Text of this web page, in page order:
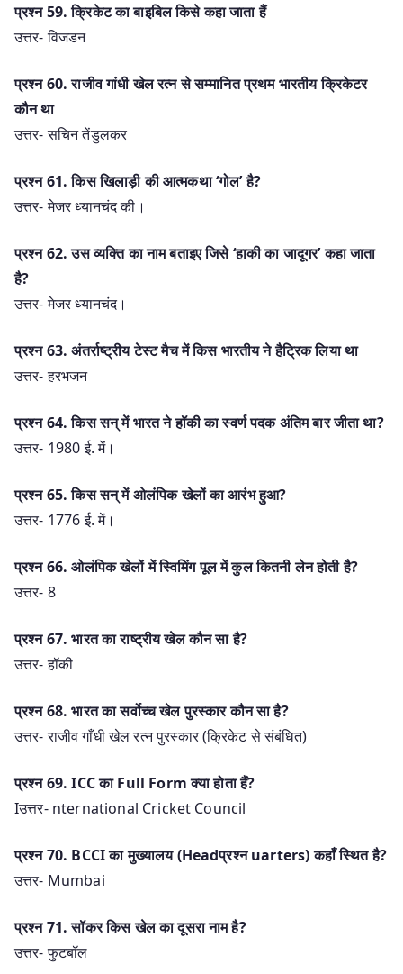
प्रश्न 59. क्रिकेट का बाइबिल किसे कहा जाता हैं
उत्तर- विजडन
प्रश्न 60. राजीव गांधी खेल रत्न से सम्मानित प्रथम भारतीय क्रिकेटर
कौन था
उत्तर- सचिन तेंडुलकर
प्रश्न 61. किस खिलाड़ी की आत्मकथा ‘गोल’ है?
उत्तर- मेजर ध्यानचंद की।
प्रश्न 62. उस व्यक्ति का नाम बताइए जिसे ‘हाकी का जादूगर’ कहा जाता
है?
उत्तर- मेजर ध्यानचंद।
प्रश्न 63. अंतर्राष्ट्रीय टेस्ट मैच में किस भारतीय ने हैट्रिक लिया था
उत्तर- हरभजन
प्रश्न 64. किस सन् में भारत ने हॉकी का स्वर्ण पदक अंतिम बार जीता था?
उत्तर- 1980 ई. में।
प्रश्न 65. किस सन् में ओलंपिक खेलों का आरंभ हुआ?
उत्तर- 1776 ई. में।
प्रश्न 66. ओलंपिक खेलों में स्विमिंग पूल में कुल कितनी लेन होती है?
उत्तर- 8
प्रश्न 67. भारत का राष्ट्रीय खेल कौन सा है?
उत्तर- हॉकी
प्रश्न 68. भारत का सर्वोच्च खेल पुरस्कार कौन सा है?
उत्तर- राजीव गाँधी खेल रत्न पुरस्कार (क्रिकेट से संबंधित)
प्रश्न 69. ICC का Full Form क्या होता हैं?
Iउत्तर- nternational Cricket Council
प्रश्न 70. BCCI का मुख्यालय (Headप्रश्न uarters) कहाँ स्थित है?
उत्तर- Mumbai
प्रश्न 71. सॉकर किस खेल का दूसरा नाम है?
उत्तर- फुटबॉल